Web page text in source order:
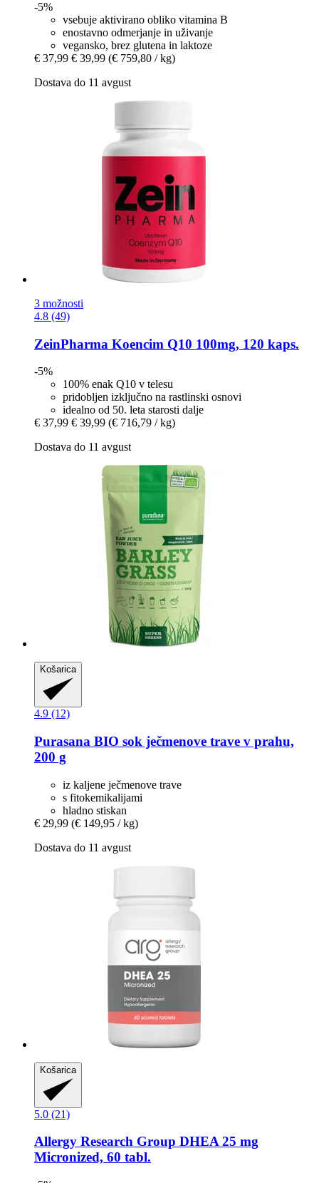
-5%
vsebuje aktivirano obliko vitamina B
enostavno odmerjanje in uživanje
vegansko, brez glutena in laktoze
€ 37,99 € 39,99 (€ 759,80 / kg)
Dostava do 11 avgust
3 možnosti
4.8 (49)
ZeinPharma Koencim Q10 100mg, 120 kaps.
-5%
100% enak Q10 v telesu
pridobljen izključno na rastlinski osnovi
idealno od 50. leta starosti dalje
€ 37,99 € 39,99 (€ 716,79 / kg)
Dostava do 11 avgust
Košarica
4.9 (12)
Purasana BIO sok ječmenove trave v prahu,
200 g
iz kaljene ječmenove trave
s fitokemikalijami
hladno stiskan
€ 29,99 (€ 149,95 / kg)
Dostava do 11 avgust
Košarica
5.0 (21)
Allergy Research Group DHEA 25 mg
Micronized, 60 tabl.